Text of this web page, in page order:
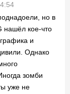
но в
нашёл кое-что
и
Однако
зомби
уже не